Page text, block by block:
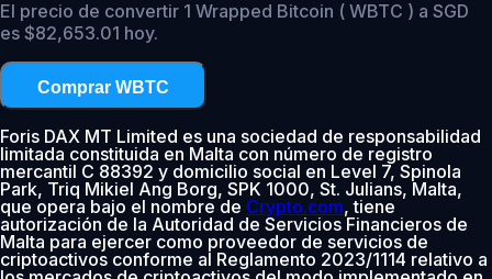
El precio de convertir 1 Wrapped Bitcoin ( WBTC ) a SGD
es $82,653.01 hoy.
Comprar WBTC
Foris DAX MT Limited es una sociedad de responsabilidad
limitada constituida en Malta con número de registro
mercantil C 88392 y domicilio social en Level 7, Spinola
Park, Triq Mikiel Ang Borg, SPK 1000, St. Julians, Malta,
que opera bajo el nombre de Crypto.com, tiene
autorización de la Autoridad de Servicios Financieros de
Malta para ejercer como proveedor de servicios de
criptoactivos conforme al Reglamento 2023/1114 relativo a